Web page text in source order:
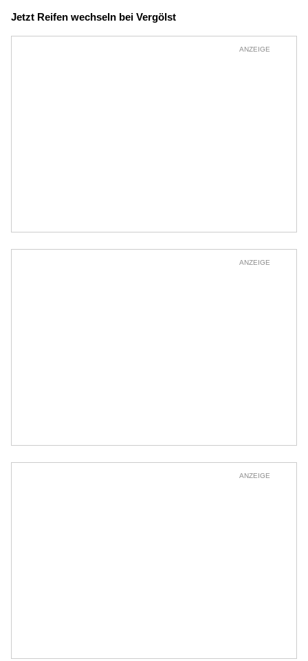
Jetzt Reifen wechseln bei Vergölst
ANZEIGE
ANZEIGE
ANZEIGE